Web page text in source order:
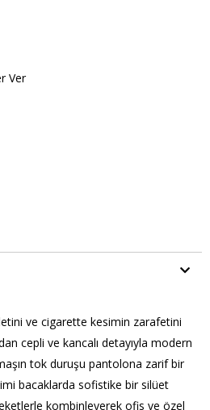
Ver
ve cigarette kesimin zarafetini
cepli ve kancalı detayıyla modern
tok duruşu pantolona zarif bir
bacaklarda sofistike bir silüet
kombinleyerek ofis ve özel